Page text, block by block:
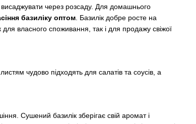
через розсаду. Для домашнього
базиліку оптом. Базилік добре росте на
власного споживання, так і для продажу свіжої
чудово підходять для салатів та соусів, а
Сушений базилік зберігає свій аромат і